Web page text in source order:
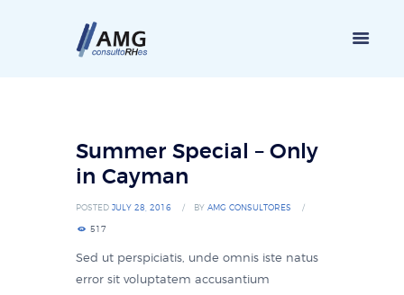
Summer Special – Only
in Cayman
POSTED JULY 28, 2016 BY AMG CONSULTORES
517
Sed ut perspiciatis, unde omnis iste natus
error sit voluptatem accusantium